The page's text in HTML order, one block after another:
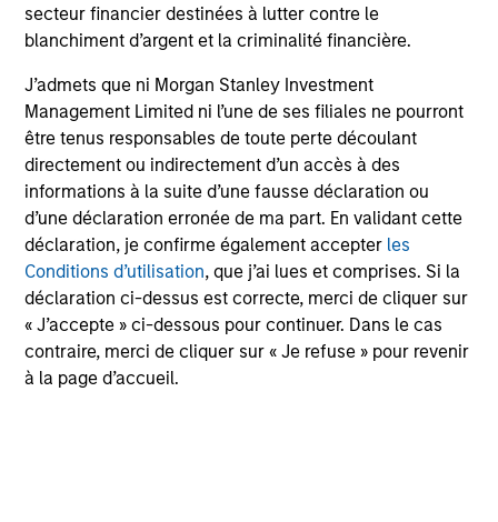
secteur financier destinées à lutter contre le
blanchiment d’argent et la criminalité financière.
J’admets que ni Morgan Stanley Investment
Management Limited ni l’une de ses filiales ne pourront
être tenus responsables de toute perte découlant
directement ou indirectement d’un accès à des
informations à la suite d’une fausse déclaration ou
d’une déclaration erronée de ma part. En validant cette
déclaration, je confirme également accepter les
Conditions d’utilisation, que j’ai lues et comprises. Si la
déclaration ci-dessus est correcte, merci de cliquer sur
« J’accepte » ci-dessous pour continuer. Dans le cas
contraire, merci de cliquer sur « Je refuse » pour revenir
à la page d’accueil.